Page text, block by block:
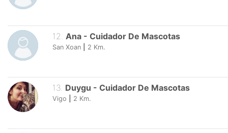
12 Ana - Cuidador De Mascotas
San Xoan 2 Km.
13. Duygu - Cuidador De Mascotas
Vigo 2 Km.